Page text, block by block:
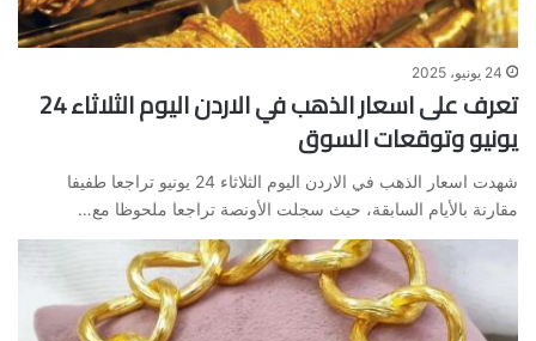
24 يونيو، 2025
تعرف على اسعار الذهب في الاردن اليوم الثلاثاء 24
يونيو وتوقعات السوق
شهدت اسعار الذهب في الاردن اليوم الثلاثاء 24 يونيو تراجعا طفيفا
مقارنة بالأيام السابقة، حيث سجلت الأونصة تراجعا ملحوظا مع…